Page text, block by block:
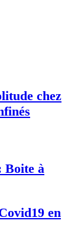
chez
Boite à
en